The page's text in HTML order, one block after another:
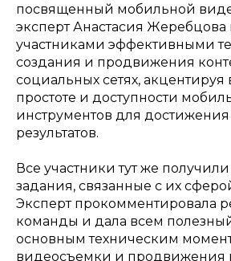
посвященный мобильной
эксперт Анастасия Жеребцова
участниками эффективными
создания и продвижения
социальных сетях,
простоте и доступности
инструментов для
результатов.
Все участники тут же
задания, связанные с их
Эксперт прокомментировала
команды и дала всем
основным техническим
видеосъемки и продвижения